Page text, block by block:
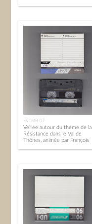
FVTMB-07
Veillée autour du thème de la
Résistance dans le Val de
Thônes, animée par François